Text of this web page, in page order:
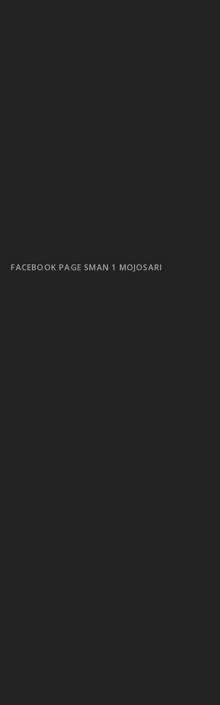
FACEBOOK PAGE SMAN 1 MOJOSARI